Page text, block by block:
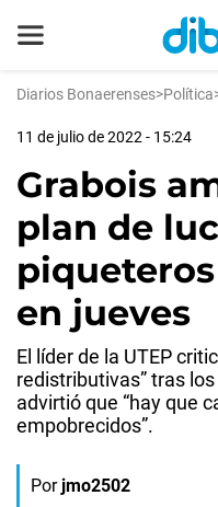
Diarios Bonaerenses>Política
11 de julio de 2022 - 15:24
Grabois
plan de
en jueves
El líder de la UTEP
redistributivas” tras
advirtió que “hay que
empobrecidos”.
Por jmo2502